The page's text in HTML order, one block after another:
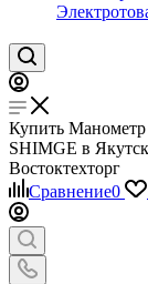
Купить
SHIMGE в
Востоктехторг
Сравнение0